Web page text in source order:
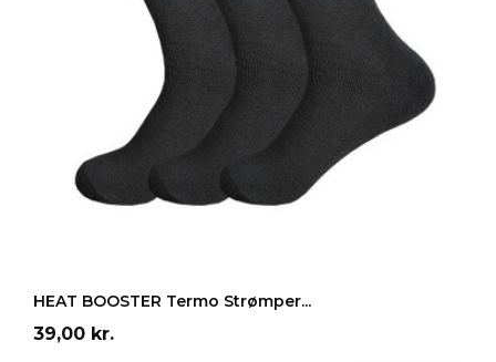
HEAT BOOSTER Termo Strømper...
Pris
39,00 kr.